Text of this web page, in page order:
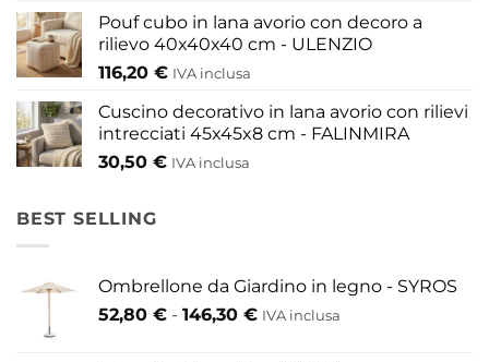
Pouf cubo in lana avorio con decoro a
rilievo 40x40x40 cm - ULENZIO
116,20 € IVA inclusa
Cuscino decorativo in lana avorio con rilievi
intrecciati 45x45x8 cm - FALINMIRA
30,50 € IVA inclusa
BEST SELLING
Ombrellone da Giardino in legno - SYROS
52,80 € - 146,30 €Fascia
IVA inclusa